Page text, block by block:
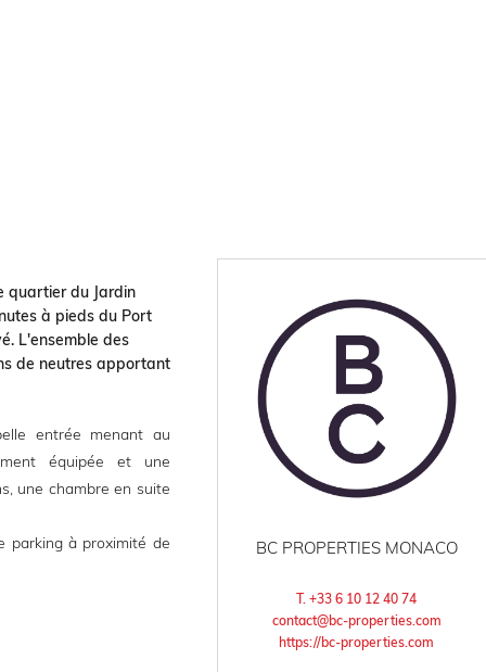
quartier du Jardin
à pieds du Port
L'ensemble des
de neutres apportant
entrée menant au
équipée et une
une chambre en suite
parking à proximité de
BC PROPERTIES MONACO
T. +33 6 10 12 40 74
contact@bc-properties.com
https://bc-properties.com